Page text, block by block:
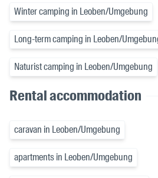
Winter camping in Leoben/Umgebung
Long-term camping in Leoben/
Naturist camping in Leoben/Umgebung
Rental accommodation
caravan in Leoben/Umgebung
apartments in Leoben/Umgebung